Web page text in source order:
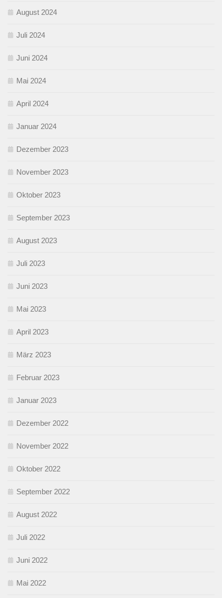
August 2024
Juli 2024
Juni 2024
Mai 2024
April 2024
Januar 2024
Dezember 2023
November 2023
Oktober 2023
September 2023
August 2023
Juli 2023
Juni 2023
Mai 2023
April 2023
März 2023
Februar 2023
Januar 2023
Dezember 2022
November 2022
Oktober 2022
September 2022
August 2022
Juli 2022
Juni 2022
Mai 2022